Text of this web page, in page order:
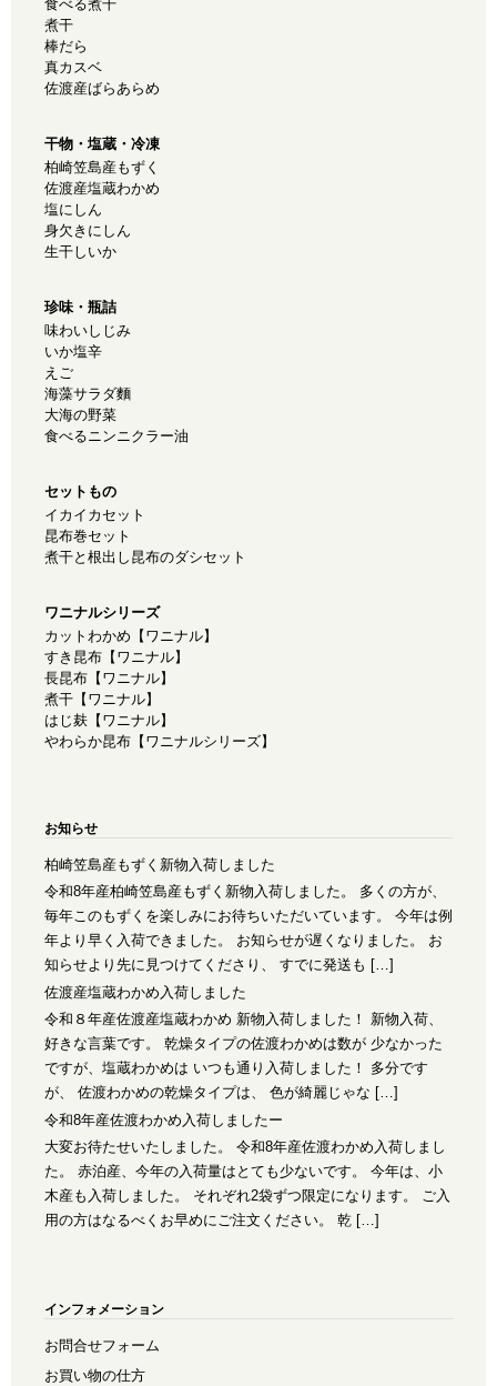
食べる煮干
煮干
棒だら
真カスベ
佐渡産ばらあらめ
干物・塩蔵・冷凍
柏崎笠島産もずく
佐渡産塩蔵わかめ
塩にしん
身欠きにしん
生干しいか
珍味・瓶詰
味わいしじみ
いか塩辛
えご
海藻サラダ麵
大海の野菜
食べるニンニクラー油
セットもの
イカイカセット
昆布巻セット
煮干と根出し昆布のダシセット
ワニナルシリーズ
カットわかめ【ワニナル】
すき昆布【ワニナル】
長昆布【ワニナル】
煮干【ワニナル】
はじ麸【ワニナル】
やわらか昆布【ワニナルシリーズ】
お知らせ
柏崎笠島産もずく新物入荷しました
令和8年産柏崎笠島産もずく新物入荷しました。 多くの方が、
毎年このもずくを楽しみにお待ちいただいています。 今年は例
年より早く入荷できました。 お知らせが遅くなりました。 お
知らせより先に見つけてくださり、 すでに発送も […]
佐渡産塩蔵わかめ入荷しました
令和８年産佐渡産塩蔵わかめ 新物入荷しました！ 新物入荷、
好きな言葉です。 乾燥タイプの佐渡わかめは数が 少なかった
ですが、塩蔵わかめは いつも通り入荷しました！ 多分です
が、 佐渡わかめの乾燥タイプは、 色が綺麗じゃな […]
令和8年産佐渡わかめ入荷しましたー
大変お待たせいたしました。 令和8年産佐渡わかめ入荷しまし
た。 赤泊産、今年の入荷量はとても少ないです。 今年は、小
木産も入荷しました。 それぞれ2袋ずつ限定になります。 ご入
用の方はなるべくお早めにご注文ください。 乾 […]
インフォメーション
お問合せフォーム
お買い物の仕方